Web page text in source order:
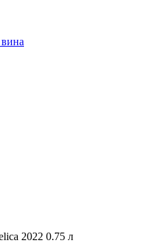
2022 0.75 л